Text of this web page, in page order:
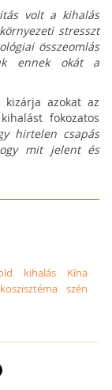
volt a kihalás
stresszt
összeomlás
ennek okát a
azokat az
fokozatos
hirtelen csapás
mit jelent és
kihalás
Kína
szén